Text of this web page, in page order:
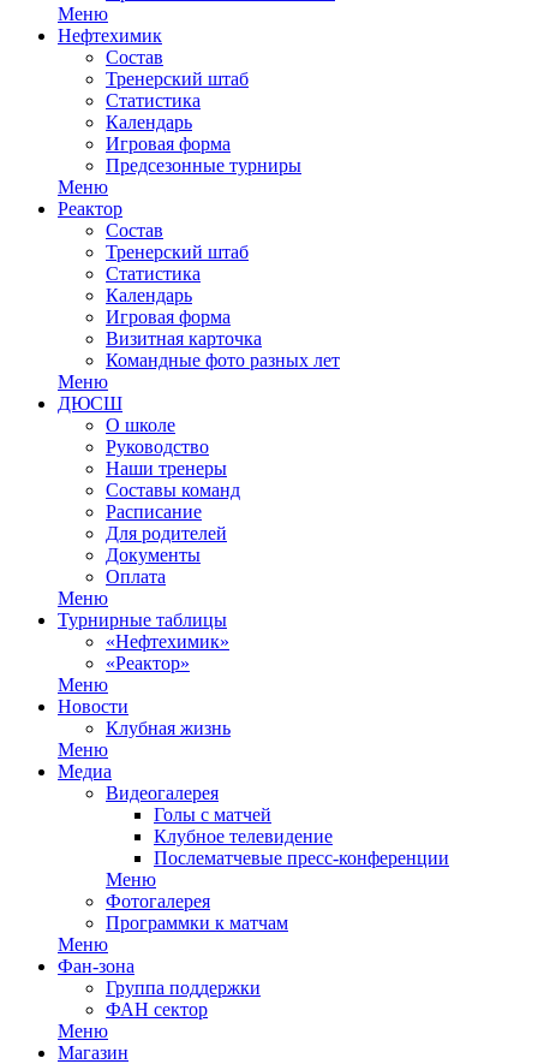
Меню
Нефтехимик
Состав
Тренерский штаб
Статистика
Календарь
Игровая форма
Предсезонные турниры
Меню
Реактор
Состав
Тренерский штаб
Статистика
Календарь
Игровая форма
Визитная карточка
Командные фото разных лет
Меню
ДЮСШ
О школе
Руководство
Наши тренеры
Составы команд
Расписание
Для родителей
Документы
Оплата
Меню
Турнирные таблицы
«Нефтехимик»
«Реактор»
Меню
Новости
Клубная жизнь
Меню
Медиа
Видеогалерея
Голы с матчей
Клубное телевидение
Послематчевые пресс-конференции
Меню
Фотогалерея
Программки к матчам
Меню
Фан-зона
Группа поддержки
ФАН сектор
Меню
Магазин